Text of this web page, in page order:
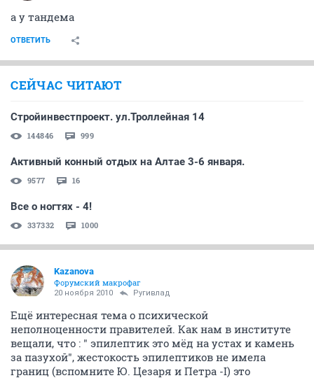
а у тандема
ОТВЕТИТЬ
СЕЙЧАС ЧИТАЮТ
Стройинвестпроект. ул.Троллейная 14
144846 999
Активный конный отдых на Алтае 3-6 января.
9577 16
Все о ногтях - 4!
337332 1000
Kazanova
Форумский макрофаг
20 ноября 2010 Ругивлад
Ещё интересная тема о психической
неполноценности правителей. Как нам в институте
вещали, что : " эпилептик это мёд на устах и камень
за пазухой", жестокость эпилептиков не имела
границ (вспомните Ю. Цезаря и Петра -I) это